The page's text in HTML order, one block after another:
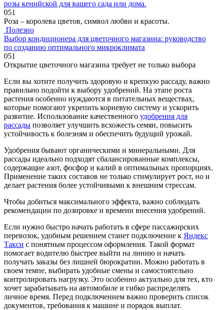
розы кенийской для вашего сада или дома.
051
Роза – королева цветов, символ любви и красоты.
Полезно
Выбор кондиционера для цветочного магазина: руководство
по созданию оптимального микроклимата
051
Открытие цветочного магазина требует не только выбора
Если вы хотите получить здоровую и крепкую рассаду, важно
правильно подойти к выбору удобрений. На этапе роста
растения особенно нуждаются в питательных веществах,
которые помогают укрепить корневую систему и ускорить
развитие. Использование качественного удобрения для
рассады позволяет улучшить всхожесть семян, повысить
устойчивость к болезням и обеспечить будущий урожай.
Удобрения бывают органическими и минеральными. Для
рассады идеально подходят сбалансированные комплексы,
содержащие азот, фосфор и калий в оптимальных пропорциях.
Применение таких составов не только стимулирует рост, но и
делает растения более устойчивыми к внешним стрессам.
Чтобы добиться максимального эффекта, важно соблюдать
рекомендации по дозировке и времени внесения удобрений.
Если нужно быстро начать работать в сфере пассажирских
перевозок, удобным решением станет подключение к Яндекс
Такси с понятным процессом оформления. Такой формат
помогает водителю быстрее выйти на линию и начать
получать заказы без лишней бюрократии. Можно работать в
своем темпе, выбирать удобные смены и самостоятельно
контролировать нагрузку. Это особенно актуально для тех, кто
хочет зарабатывать на автомобиле и гибко распределять
личное время. Перед подключением важно проверить список
документов, требования к машине и порядок выплат.